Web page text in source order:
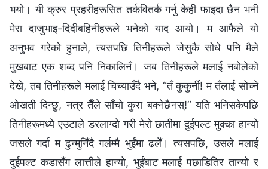
भयो। यी क्रुर प्रहरीहरूसित तर्कवितर्क गर्नु केही फाइदा छैन भनी
मेरा दाजुभाइ-दिदीबहिनीहरूले भनेको याद आयो। म आफैले यो
अनुभव गरेको हुनाले, त्यसपछि तिनीहरूले जेसुकै सोधे पनि मैले
मुखबाट एक शब्द पनि निकालिनँ। जब तिनीहरूले मलाई नबोलेको
देखे, तब तिनीहरूले मलाई चिच्याउँदै भने, “तँ कुकुर्नी! म तँलाई सोच्ने
ओखती दिन्छु, नत्र तैँले साँचो कुरा बक्‍नेछैनस्!” यति भनिसकेपछि
तिनीहरूमध्ये एउटाले डरलाग्दो गरी मेरो छातीमा दुईपल्ट मुक्‍का हान्यो
जसले गर्दा म ढुन्मुनिँदै गर्लम्मै भुईंमा ढलेँ। त्यसपछि, उसले मलाई
दुईपल्ट कडासँग लात्तीले हान्यो, भुईंबाट मलाई पछाडितिर तान्यो र